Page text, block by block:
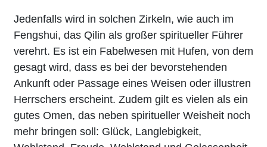
Jedenfalls wird in solchen Zirkeln, wie auch im
Fengshui, das Qilin als großer spiritueller Führer
verehrt. Es ist ein Fabelwesen mit Hufen, von dem
gesagt wird, dass es bei der bevorstehenden
Ankunft oder Passage eines Weisen oder illustren
Herrschers erscheint. Zudem gilt es vielen als ein
gutes Omen, das neben spiritueller Weisheit noch
mehr bringen soll: Glück, Langlebigkeit,